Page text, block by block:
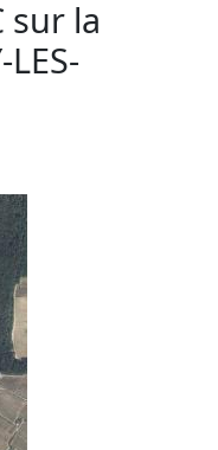
sur la
LES-